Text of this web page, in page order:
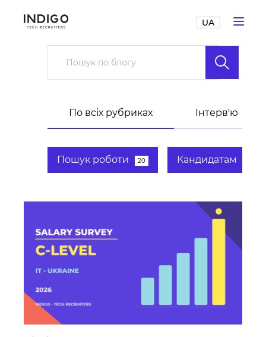
UA
По всіх рубриках Інтерв'ю
Пошук роботи 20 Кандидатам